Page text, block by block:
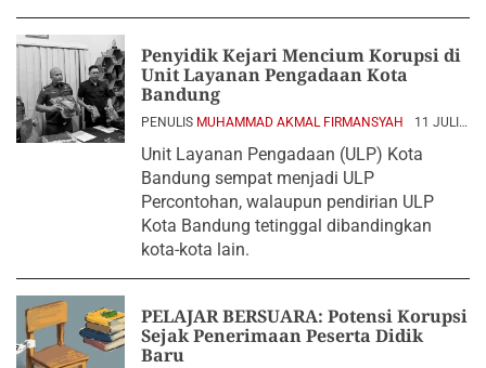
Penyidik Kejari Mencium Korupsi di
Unit Layanan Pengadaan Kota
Bandung
PENULIS MUHAMMAD AKMAL FIRMANSYAH
11 JULI
Unit Layanan Pengadaan (ULP) Kota
Bandung sempat menjadi ULP
Percontohan, walaupun pendirian ULP
Kota Bandung tetinggal dibandingkan
kota-kota lain.
PELAJAR BERSUARA: Potensi Korupsi
Sejak Penerimaan Peserta Didik
Baru